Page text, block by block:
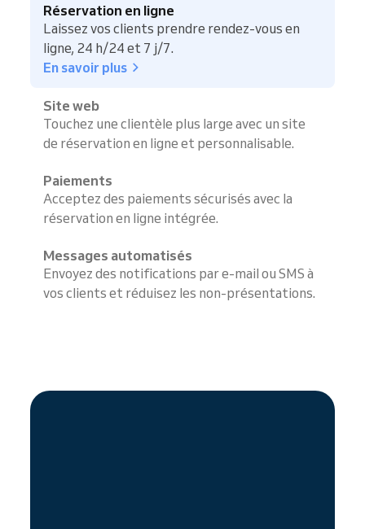
Réservation en ligne
Laissez vos clients prendre rendez-vous en
ligne, 24 h/24 et 7 j/7.
En savoir plus
Site web
Touchez une clientèle plus large avec un site
de réservation en ligne et personnalisable.
Paiements
Acceptez des paiements sécurisés avec la
réservation en ligne intégrée.
Messages automatisés
Envoyez des notifications par e-mail ou SMS à
vos clients et réduisez les non-présentations.